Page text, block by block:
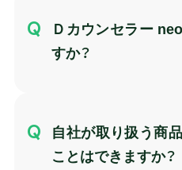
Ｄカウンセラー
すか？
自社が取り扱う商
ことはできますか？